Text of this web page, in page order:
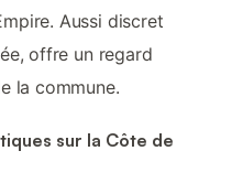
Aussi discret
offre un regard
la commune.
sur la Côte de